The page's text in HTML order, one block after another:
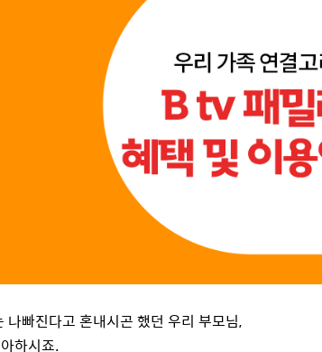
나빠진다고 혼내시곤 했던 우리 부모님,
하시죠.